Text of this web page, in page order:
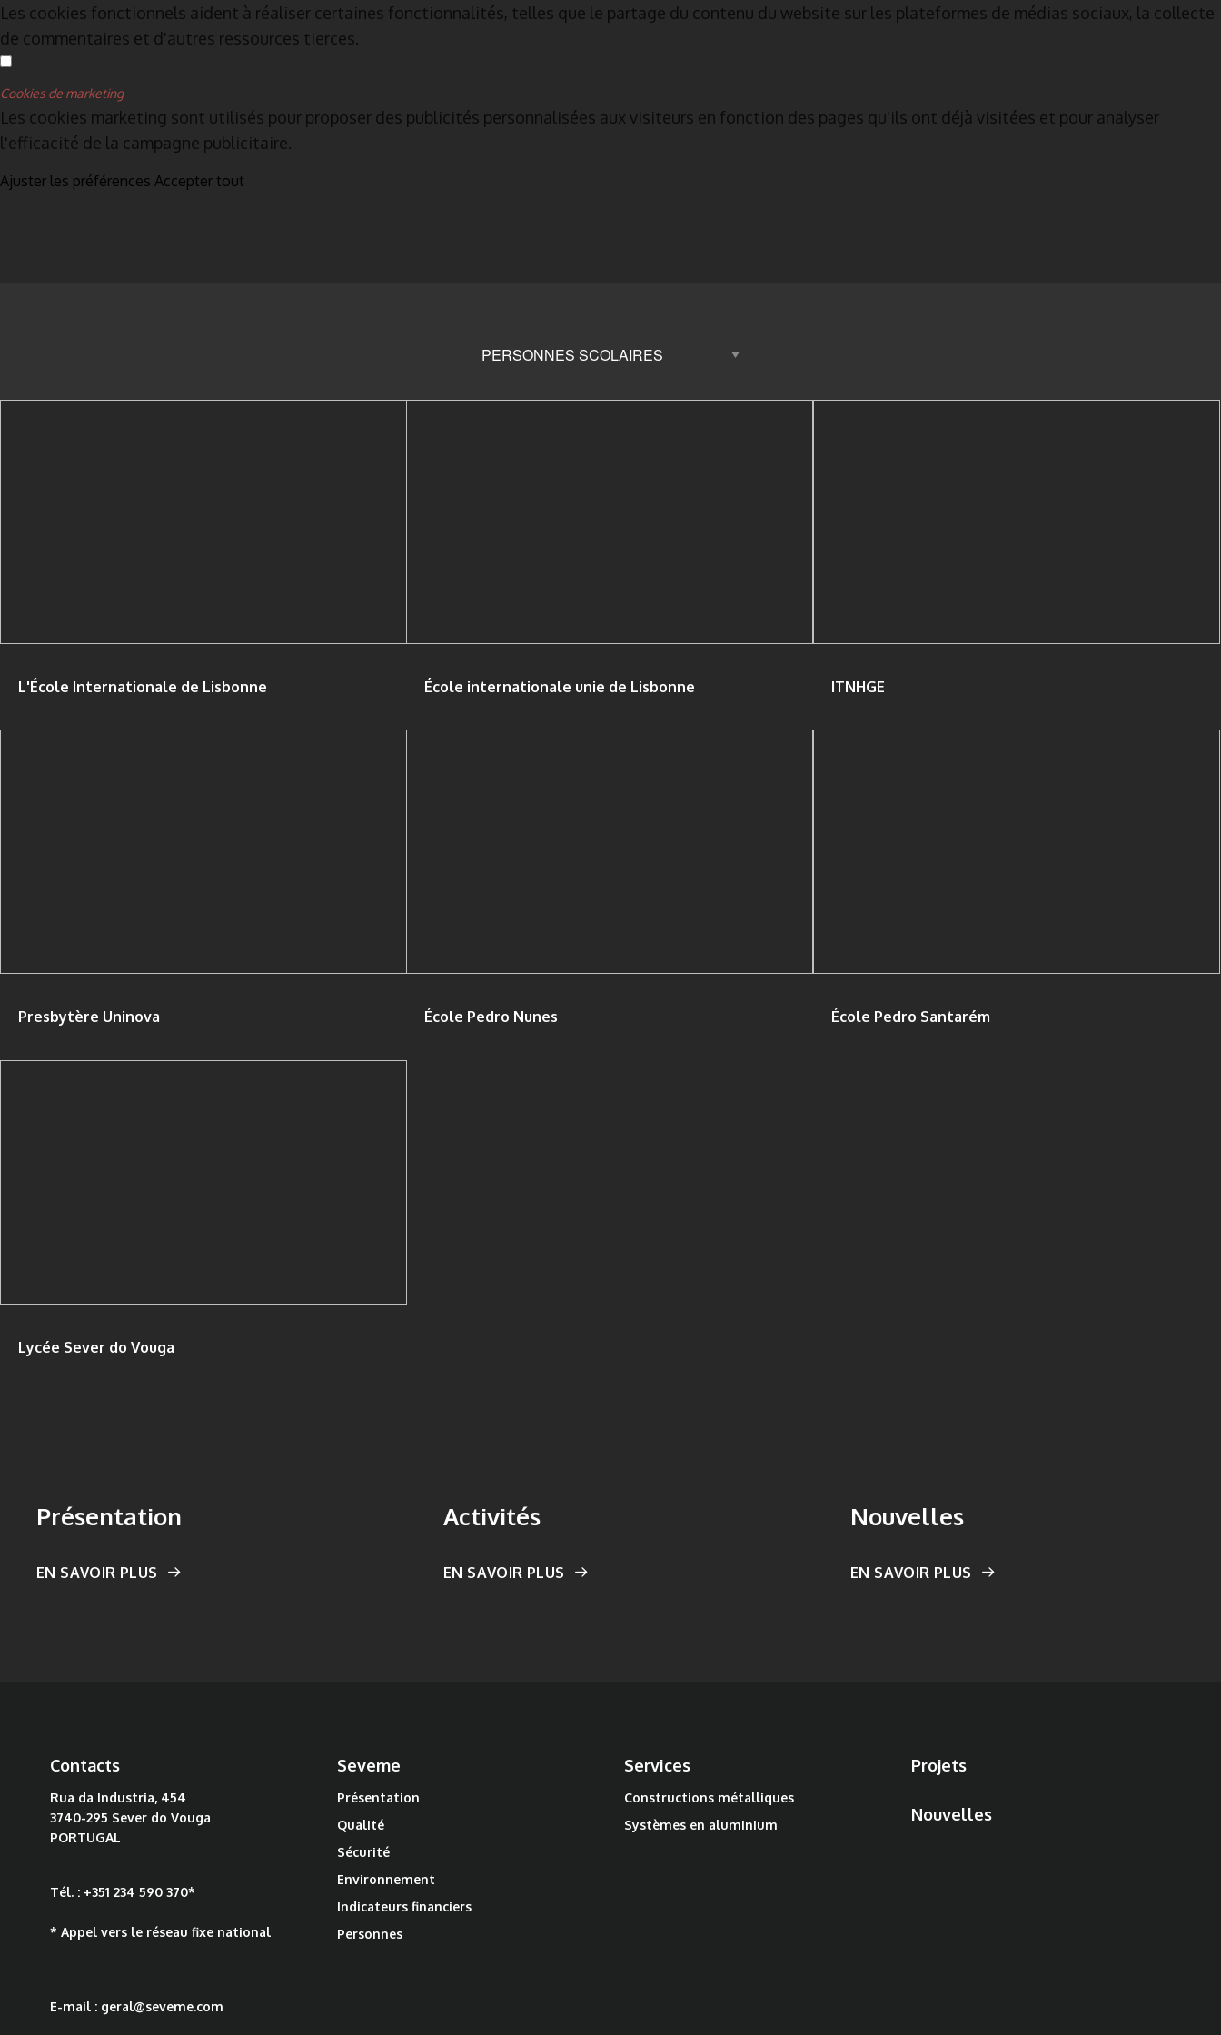
Les cookies fonctionnels aident à réaliser certaines fonctionnalités, telles que le partage du contenu du website sur les plateformes de médias sociaux, la collecte
de commentaires et d'autres ressources tierces.
Cookies de marketing
Les cookies marketing sont utilisés pour proposer des publicités personnalisées aux visiteurs en fonction des pages qu'ils ont déjà visitées et pour analyser
l'efficacité de la campagne publicitaire.
Ajuster les préférences Accepter tout
L'École Internationale de Lisbonne École internationale unie de Lisbonne ITNHGE
Presbytère Uninova École Pedro Nunes École Pedro Santarém
Lycée Sever do Vouga
Présentation
EN SAVOIR PLUS
Activités
EN SAVOIR PLUS
Nouvelles
EN SAVOIR PLUS
Contacts
Rua da Industria, 454
3740-295 Sever do Vouga
PORTUGAL
Tél. : +351 234 590 370*
* Appel vers le réseau fixe national
E-mail : geral@seveme.com
Seveme
Présentation
Qualité
Sécurité
Environnement
Indicateurs financiers
Personnes
Services
Constructions métalliques
Systèmes en aluminium
Projets
Nouvelles